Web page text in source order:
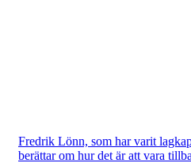
Fredrik Lönn, som har varit
berättar om hur det är att vara